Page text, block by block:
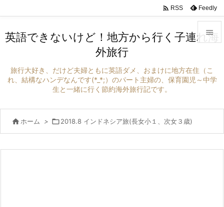


 RSS Feedly
英語できないけど！地方から行く子連れ海
外旅行
旅行大好き、だけど夫婦ともに英語ダメ、おまけに地方在住（こ
れ、結構なハンデなんです(*_*;）のパート主婦の、保育園児～中学
生と一緒に行く節約海外旅行記です。
 ホーム > 2018.8 インドネシア旅(長女小１、次女３歳)